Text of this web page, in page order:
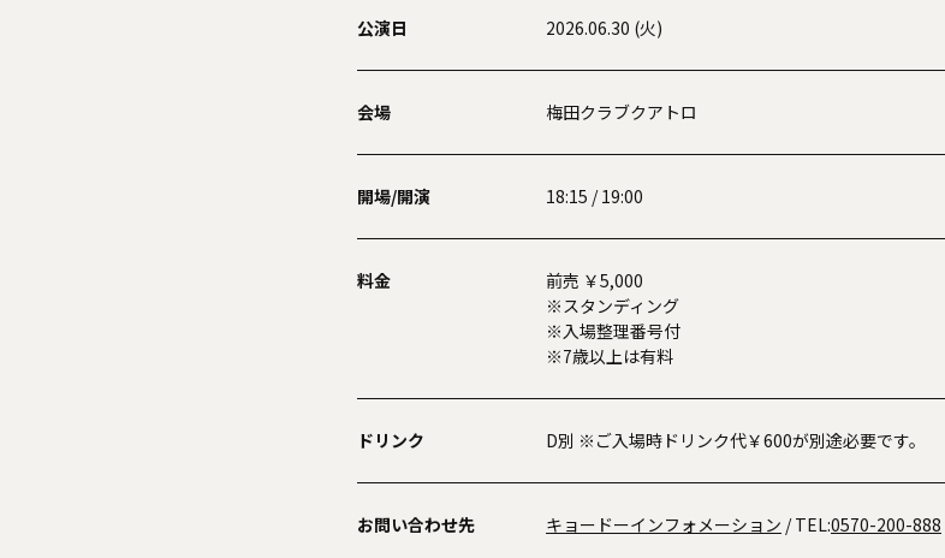
公演日 2026.06.30 (火)
会場 梅田クラブクアトロ
開場/開演 18:15 / 19:00
料金
前売 ￥5,000
※スタンディング
※入場整理番号付
※7歳以上は有料
ドリンク D別 ※ご入場時ドリンク代￥600が別途必要です。
お問い合わせ先 キョードーインフォメーション / TEL:0570-200-888